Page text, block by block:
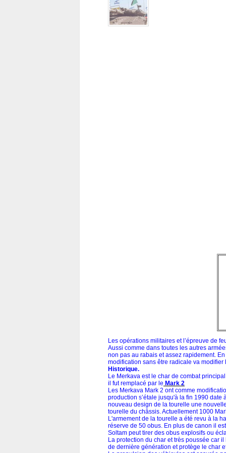
Les opérations militaires et l’épreuve de
Aussi comme dans toutes les autres
non pas au rabais et assez rapidement.
modification sans être radicale va
Historique.
Le Merkava est le char de combat
il fut remplacé par le Mark 2
Les Merkava Mark 2 ont comme
production s’étale jusqu'à la fin 1990 date
nouveau design de la tourelle une
tourelle du châssis. Actuellement 1000
L'armement de la tourelle a été revu à la
réserve de 50 obus. En plus de canon il
Soltam peut tirer des obus explosifs ou
La protection du char et très poussée car
de dernière génération et protège le char